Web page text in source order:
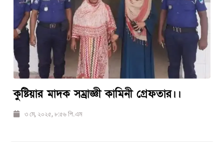
কুষ্টিয়ার মাদক সম্রাজ্ঞী কামিনী গ্রেফতার।।
৩ মে, ২০২৫, ৮:৫৬ পি.এম